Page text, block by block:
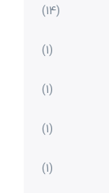
(14)
(1)
(1)
(1)
(1)